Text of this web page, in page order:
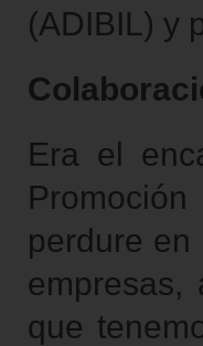
(ADIBIL) y
Era el
perdure en
empresas,
que